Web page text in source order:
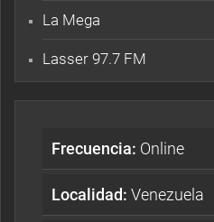
Frecuencia: Online
Localidad: Venezuela
La Mega
Lasser 97.7 FM